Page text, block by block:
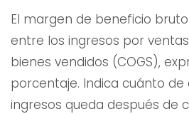
El margen de beneficio
entre los ingresos por
bienes vendidos (COGS),
porcentaje. Indica cuánto
ingresos queda después de